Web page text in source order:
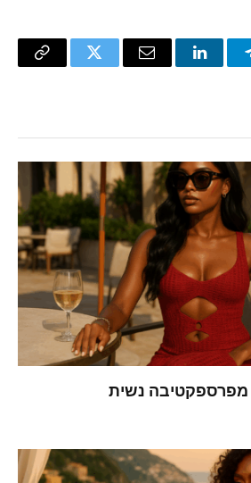
LinkedIn
Email
Twitter
Copy
מפרספקטיבה נשית